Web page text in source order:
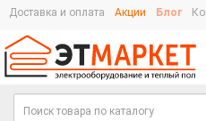
Доставка и оплата Акции Блог